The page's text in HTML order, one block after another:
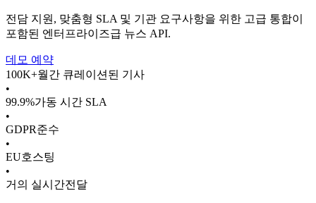
전담 지원, 맞춤형 SLA 및 기관 요구사항을 위한 고급 통합이
포함된 엔터프라이즈급 뉴스 API.
데모 예약
100K+월간 큐레이션된 기사
•
99.9%가동 시간 SLA
•
GDPR준수
•
EU호스팅
•
거의 실시간전달